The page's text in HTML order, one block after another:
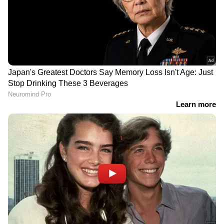
ഷെങ്‌ഷൗവിലുമാണ് നടന്നത്. 2025 ലെ ജിദ്ദ
സീസണിന്റെ ഭാഗമായി നാലാം റൗണ്ടിനായി
ജിദ്ദയിൽ എത്താൻ പവർബോട്ട് മത്സര ലോക
ചാമ്പ്യന്മാൻ കാത്തിരിക്കുകയാണ്.
DOWNLOAD APP
ഏഷ്യാനെറ്റ് ന്യൂസ് മലയാളത്തിലൂടെ
Malayali Newsലോകവുമായി ബന്ധപ്പെടൂ.
Gulf News in Malayalam
ജീവിതാനുഭവങ്ങളും, അവരുടെ
വിജയകഥകളും വെല്ലുവിളികളുമൊക്കെ —
പ്രവാസലോകത്തിന്റെ സ്പന്ദനം നേരിട്ട്
അനുഭവിക്കാൻAsianet News Malayalam